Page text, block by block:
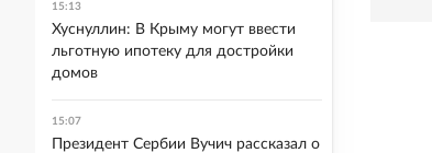
15:13
Хуснуллин: В Крыму могут ввести
льготную ипотеку для достройки
домов
15:07
Президент Сербии Вучич рассказал о